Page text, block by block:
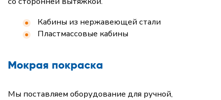
Кабины из нержавеющей стали
Пластмассовые кабины
Мокрая покраска
Мы поставляем оборудование для ручной,